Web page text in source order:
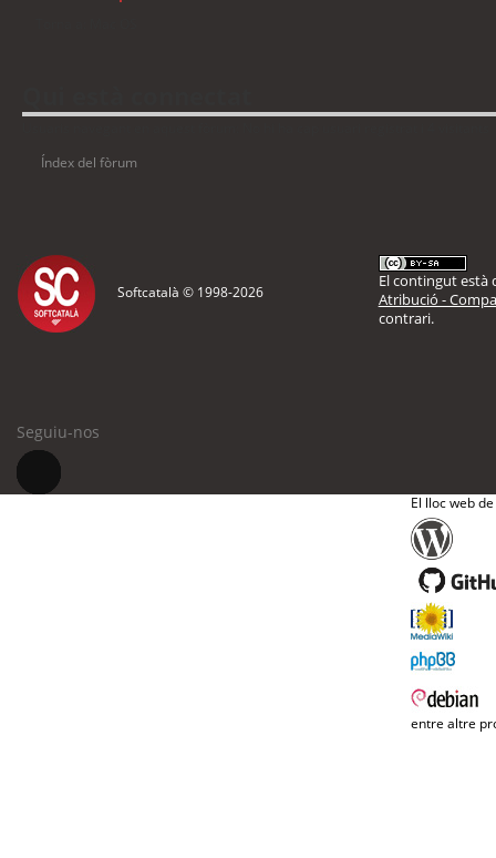
Índex del fòrum
Softcatalà © 1998-2026
El contingut està
Atribució -
contrari.
Seguiu-nos
El lloc web
entre altre